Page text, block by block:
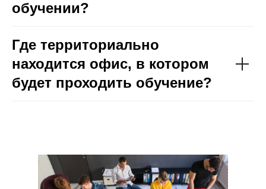
обучении?
Где территориально
находится офис, в котором
будет проходить обучение?